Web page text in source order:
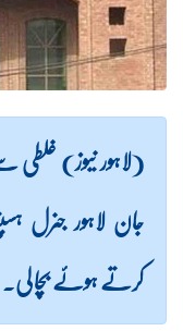
(لاہور نیوز) غلطی
جان لاہور جنرل
کرتے ہوئے بچا لی۔